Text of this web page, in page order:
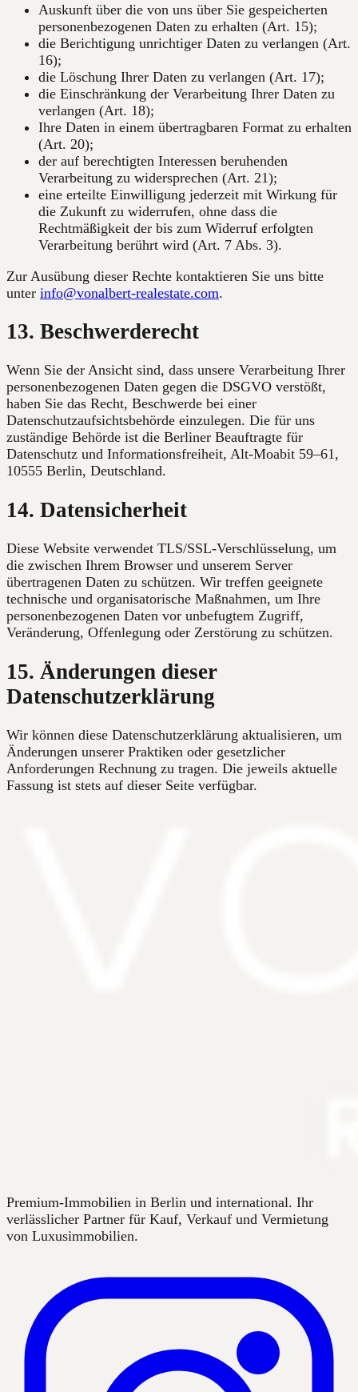
Auskunft über die von uns über Sie gespeicherten
personenbezogenen Daten zu erhalten (Art. 15);
die Berichtigung unrichtiger Daten zu verlangen (Art.
16);
die Löschung Ihrer Daten zu verlangen (Art. 17);
die Einschränkung der Verarbeitung Ihrer Daten zu
verlangen (Art. 18);
Ihre Daten in einem übertragbaren Format zu erhalten
(Art. 20);
der auf berechtigten Interessen beruhenden
Verarbeitung zu widersprechen (Art. 21);
eine erteilte Einwilligung jederzeit mit Wirkung für
die Zukunft zu widerrufen, ohne dass die
Rechtmäßigkeit der bis zum Widerruf erfolgten
Verarbeitung berührt wird (Art. 7 Abs. 3).
Zur Ausübung dieser Rechte kontaktieren Sie uns bitte
unter info@vonalbert-realestate.com.
13. Beschwerderecht
Wenn Sie der Ansicht sind, dass unsere Verarbeitung Ihrer
personenbezogenen Daten gegen die DSGVO verstößt,
haben Sie das Recht, Beschwerde bei einer
Datenschutzaufsichtsbehörde einzulegen. Die für uns
zuständige Behörde ist die Berliner Beauftragte für
Datenschutz und Informationsfreiheit, Alt-Moabit 59–61,
10555 Berlin, Deutschland.
14. Datensicherheit
Diese Website verwendet TLS/SSL-Verschlüsselung, um
die zwischen Ihrem Browser und unserem Server
übertragenen Daten zu schützen. Wir treffen geeignete
technische und organisatorische Maßnahmen, um Ihre
personenbezogenen Daten vor unbefugtem Zugriff,
Veränderung, Offenlegung oder Zerstörung zu schützen.
15. Änderungen dieser
Datenschutzerklärung
Wir können diese Datenschutzerklärung aktualisieren, um
Änderungen unserer Praktiken oder gesetzlicher
Anforderungen Rechnung zu tragen. Die jeweils aktuelle
Fassung ist stets auf dieser Seite verfügbar.
Premium-Immobilien in Berlin und international. Ihr
verlässlicher Partner für Kauf, Verkauf und Vermietung
von Luxusimmobilien.